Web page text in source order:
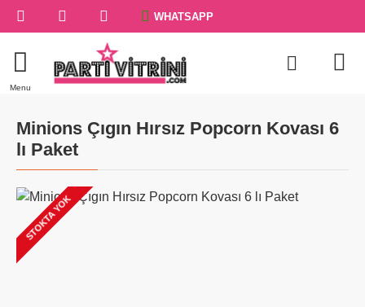
WHATSAPP
Minions Çıgın Hırsız Popcorn Kovası 6
lı Paket
STOKTA YOK